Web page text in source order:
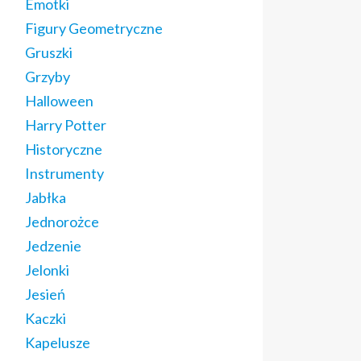
Emotki
Figury Geometryczne
Gruszki
Grzyby
Halloween
Harry Potter
Historyczne
Instrumenty
Jabłka
Jednorożce
Jedzenie
Jelonki
Jesień
Kaczki
Kapelusze